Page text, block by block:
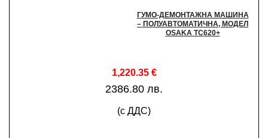
ГУМО-ДЕМОНТАЖНА МАШИНА
– ПОЛУАВТОМАТИЧНА, МОДЕЛ
OSAKA TC620+
1,220.35 €
2386.80 лв.
(с ДДС)